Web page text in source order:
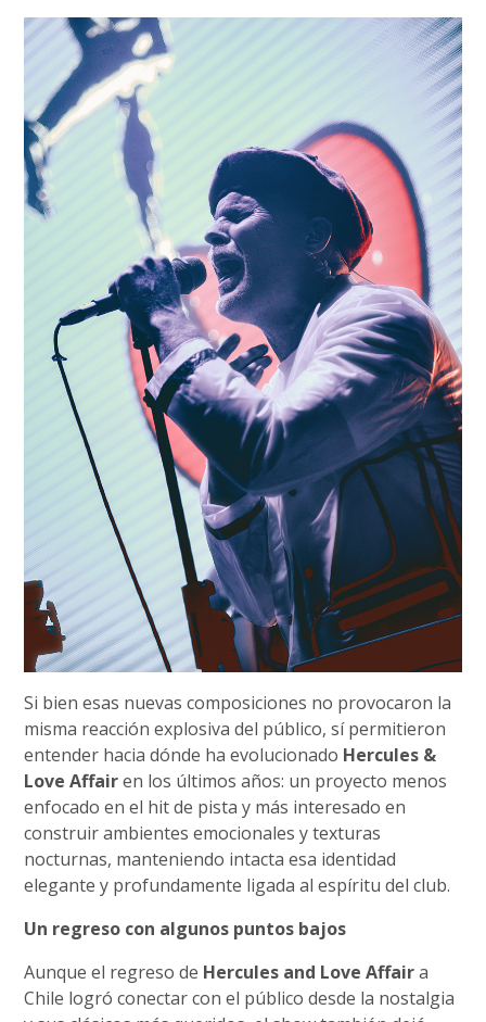
Si bien esas nuevas composiciones no provocaron la
misma reacción explosiva del público, sí permitieron
entender hacia dónde ha evolucionado Hercules &
Love Affairen los últimos años: un proyecto menos
enfocado en el hit de pista y más interesado en
construir ambientes emocionales y texturas
nocturnas, manteniendo intacta esa identidad
elegante y profundamente ligada al espíritu del club.
Un regreso con algunos puntos bajos
Aunque el regreso de Hercules and Love Affaira
Chile logró conectar con el público desde la nostalgia